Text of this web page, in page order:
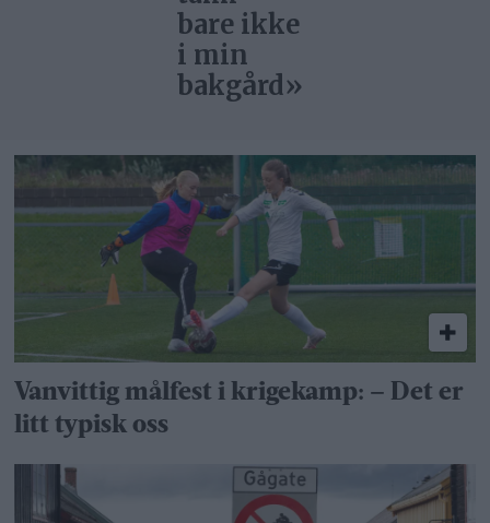
Vanvittig målfest i krigekamp: – Det er
litt typisk oss